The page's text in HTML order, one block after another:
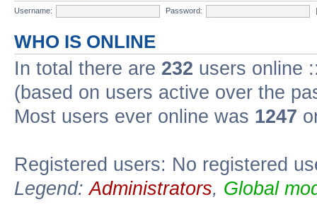
Username:
Password:
WHO IS ONLINE
In total there are 232 users online
(based on users active over the
Most users ever online was 1247
Registered users: No registered
Legend:Administrators, Global